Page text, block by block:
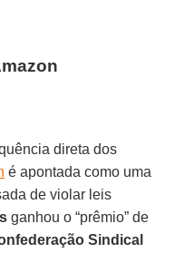
direta dos
é apontada como uma
de violar leis
ganhou o “prêmio” de
Sindical